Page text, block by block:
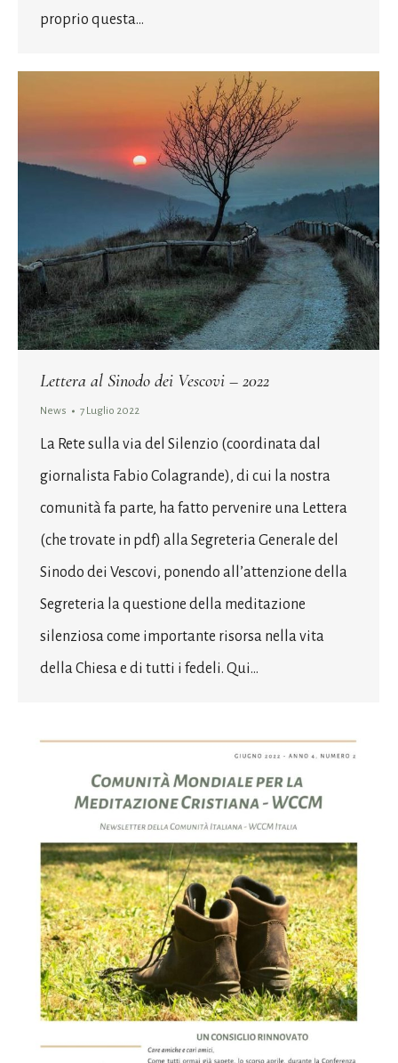
proprio questa…
Lettera al Sinodo dei Vescovi – 2022
News 7 Luglio 2022
La Rete sulla via del Silenzio (coordinata dal
giornalista Fabio Colagrande), di cui la nostra
comunità fa parte, ha fatto pervenire una Lettera
(che trovate in pdf) alla Segreteria Generale del
Sinodo dei Vescovi, ponendo all’attenzione della
Segreteria la questione della meditazione
silenziosa come importante risorsa nella vita
della Chiesa e di tutti i fedeli. Qui…